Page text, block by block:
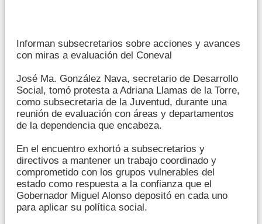
Informan subsecretarios sobre acciones y avances
con miras a evaluación del Coneval
José Ma. González Nava, secretario de Desarrollo
Social, tomó protesta a Adriana Llamas de la Torre,
como subsecretaria de la Juventud, durante una
reunión de evaluación con áreas y departamentos
de la dependencia que encabeza.
En el encuentro exhortó a subsecretarios y
directivos a mantener un trabajo coordinado y
comprometido con los grupos vulnerables del
estado como respuesta a la confianza que el
Gobernador Miguel Alonso depositó en cada uno
para aplicar su política social.